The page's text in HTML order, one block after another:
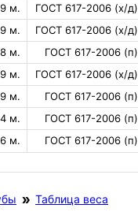
м.
ГОСТ 617-2006 (х/д)
м.
ГОСТ 617-2006 (х/д)
м.
ГОСТ 617-2006 (п)
м.
ГОСТ 617-2006 (х/д)
м.
ГОСТ 617-2006 (п)
м.
ГОСТ 617-2006 (п)
м. ГОСТ 617-2006 (п)
Таблица веса